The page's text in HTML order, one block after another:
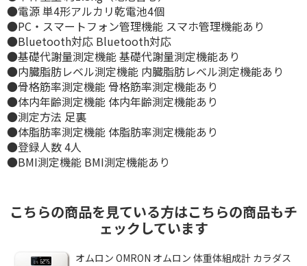
●電源 単4形アルカリ乾電池4個
●PC・スマートフォン管理機能 スマホ管理機能あり
●Bluetooth対応 Bluetooth対応
●基礎代謝量測定機能 基礎代謝量測定機能あり
●内臓脂肪レベル測定機能 内臓脂肪レベル測定機能あり
●骨格筋率測定機能 骨格筋率測定機能あり
●体内年齢測定機能 体内年齢測定機能あり
●測定方法 足裏
●体脂肪率測定機能 体脂肪率測定機能あり
●登録人数 4人
●BMI測定機能 BMI測定機能あり
こちらの商品を見ている方はこちらの商品もチ
ェックしています
オムロン OMRON オムロン 体重体組成計 カラダス